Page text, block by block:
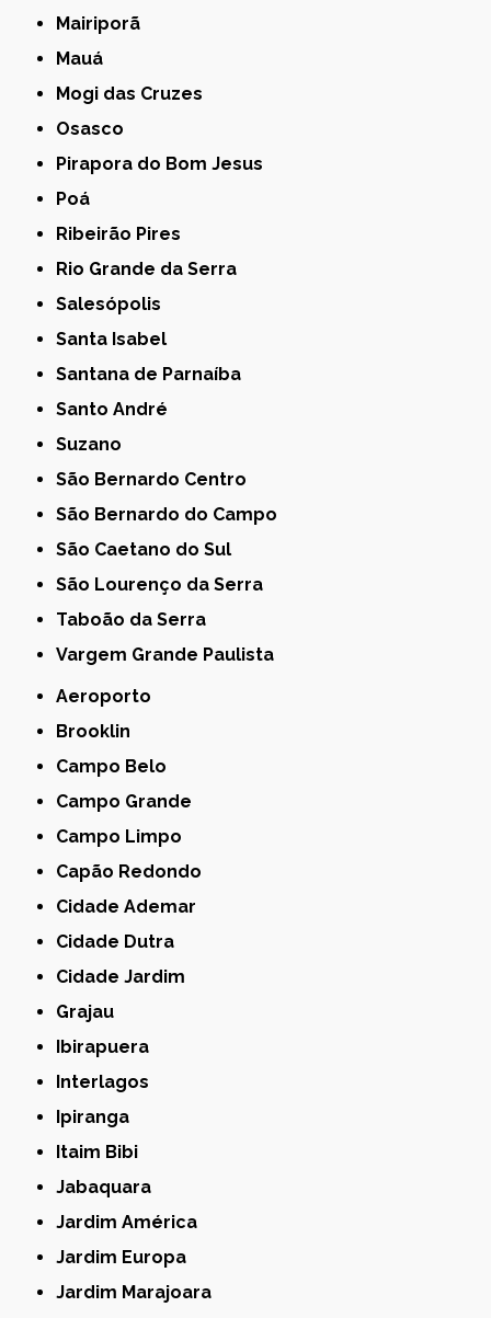
Mairiporã
Mauá
Mogi das Cruzes
Osasco
Pirapora do Bom Jesus
Poá
Ribeirão Pires
Rio Grande da Serra
Salesópolis
Santa Isabel
Santana de Parnaíba
Santo André
Suzano
São Bernardo Centro
São Bernardo do Campo
São Caetano do Sul
São Lourenço da Serra
Taboão da Serra
Vargem Grande Paulista
Aeroporto
Brooklin
Campo Belo
Campo Grande
Campo Limpo
Capão Redondo
Cidade Ademar
Cidade Dutra
Cidade Jardim
Grajau
Ibirapuera
Interlagos
Ipiranga
Itaim Bibi
Jabaquara
Jardim América
Jardim Europa
Jardim Marajoara